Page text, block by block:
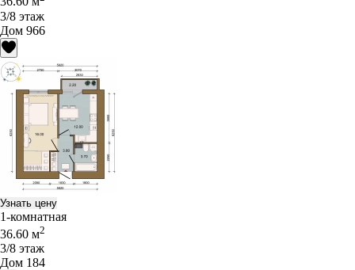
3/8 этаж
Дом 966
Узнать цену
1-комнатная
36.60 м2
3/8 этаж
Дом 184